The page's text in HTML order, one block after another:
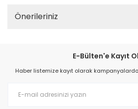
Önerileriniz
E-Bülten'e Kayıt
Haber listemize kayıt olarak